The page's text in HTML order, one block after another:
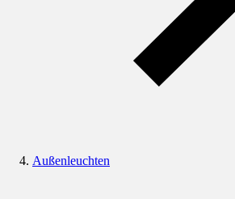
Außenleuchten